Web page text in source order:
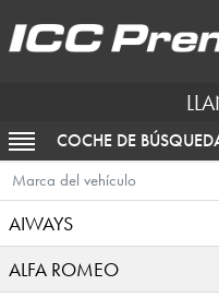
ACTIVAR NAVEGACIÓN
COCHE DE
Marca del vehículo
AIWAYS
ALFA ROMEO